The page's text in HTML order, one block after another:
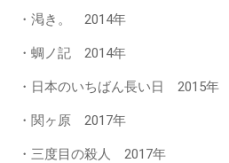
・渇き。 2014年
・蜩ノ記 2014年
・日本のいちばん長い日 2015年
・関ヶ原 2017年
・三度目の殺人 2017年